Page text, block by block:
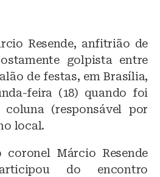
Resende, anfitrião de
golpista entre
de festas, em Brasília,
feira (18) quando foi
coluna (responsável por
local.
coronel Márcio Resende
do encontro